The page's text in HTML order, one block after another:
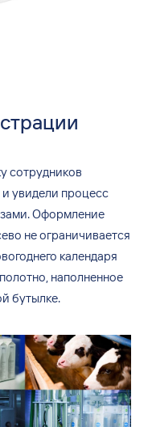
сотрудников
и увидели процесс
Оформление
неограничивается
календаря
наполненное
бутылке.